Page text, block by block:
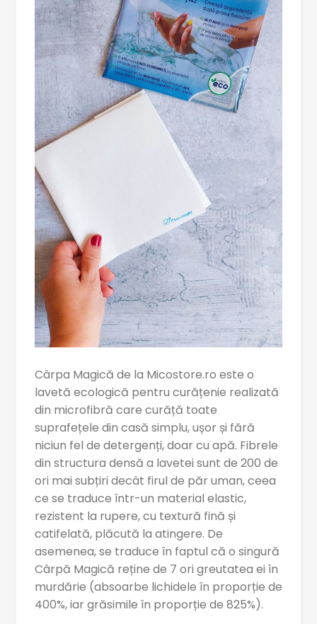
Cârpa Magică de la Micostore.ro este o
lavetă ecologică pentru curățenie realizată
din microfibră care curăță toate
suprafețele din casă simplu, ușor și fără
niciun fel de detergenți, doar cu apă. Fibrele
din structura densă a lavetei sunt de 200 de
ori mai subțiri decât firul de păr uman, ceea
ce se traduce într-un material elastic,
rezistent la rupere, cu textură fină și
catifelată, plăcută la atingere. De
asemenea, se traduce în faptul că o singură
Cârpă Magică reține de 7 ori greutatea ei în
murdărie (absoarbe lichidele în proporție de
400%, iar grăsimile în proporție de 825%).